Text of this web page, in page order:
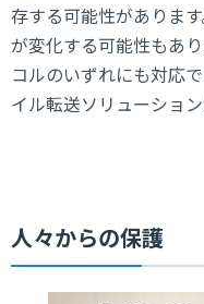
存する可能性がありま
が変化する可能性もあ
コルのいずれにも対応
イル転送ソリューショ
人々からの保護